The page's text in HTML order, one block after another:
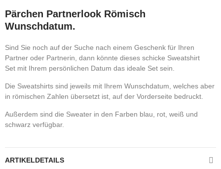
Pärchen Partnerlook Römisch
Wunschdatum.
Sind Sie noch auf der Suche nach einem Geschenk für Ihren
Partner oder Partnerin, dann könnte dieses schicke Sweatshirt
Set mit Ihrem persönlichen Datum das ideale Set sein.
Die Sweatshirts sind jeweils mit Ihrem Wunschdatum, welches aber
in römischen Zahlen übersetzt ist, auf der Vorderseite bedruckt.
Außerdem sind die Sweater in den Farben blau, rot, weiß und
schwarz verfügbar.
ARTIKELDETAILS